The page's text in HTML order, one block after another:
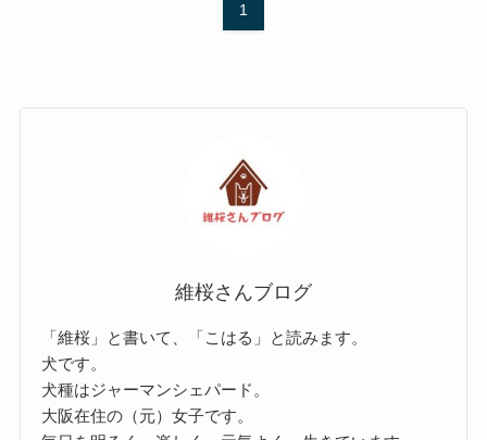
1
維桜さんブログ
「維桜」と書いて、「こはる」と読みます。
犬です。
犬種はジャーマンシェパード。
大阪在住の（元）女子です。